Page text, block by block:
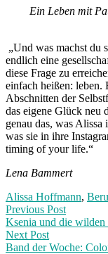
Ein Leben mit
„Und was machst du
endlich eine
diese Frage zu
einfach heißen: leben.
Abschnitten der
das eigene Glück neu
genau das, was
was sie in ihre
timing of your life.“
Lena Bammert
Alissa Hoffmann,
Post
navigation
Previous PostPrevious
post:
Ksenia und die wilden
Next Post
Band der Woche: